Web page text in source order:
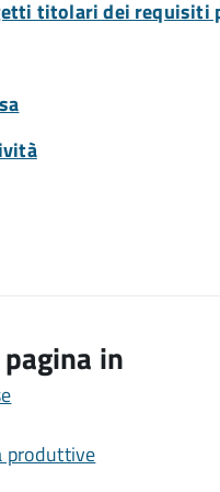
titolari dei requisiti
in
produttive